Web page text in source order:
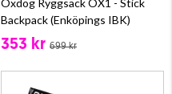
Backpack (Enköpings IBK)
353 kr 699 kr